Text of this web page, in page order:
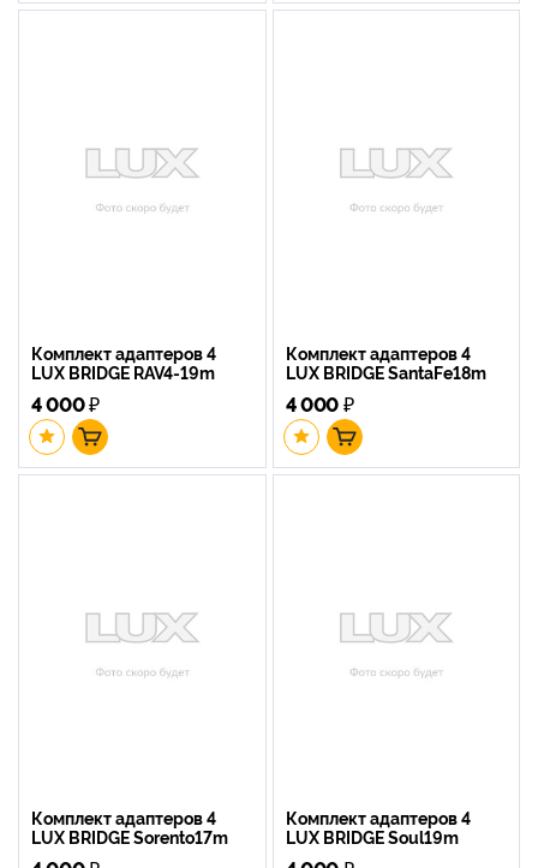
Комплект адаптеров 4
LUX BRIDGE RAV4-19m
4 000₽
Комплект адаптеров 4
LUX BRIDGE SantaFe18m
4 000₽
Комплект адаптеров 4
LUX BRIDGE Sorento17m
Комплект адаптеров 4
LUX BRIDGE Soul19m